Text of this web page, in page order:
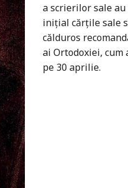
a scrierilor sale
iniţial cărţile sale
călduros
ai Ortodoxiei, cum
pe 30 aprilie.